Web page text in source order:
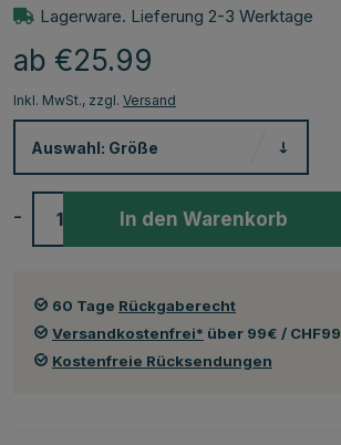
Lagerware. Lieferung 2-3 Werktage
ab €25.99
Inkl. MwSt., zzgl. Versand
Auswahl: Größe
- In den Warenkorb
60 Tage Rückgaberecht
Versandkostenfrei* über 99€ / CHF99
Kostenfreie Rücksendungen